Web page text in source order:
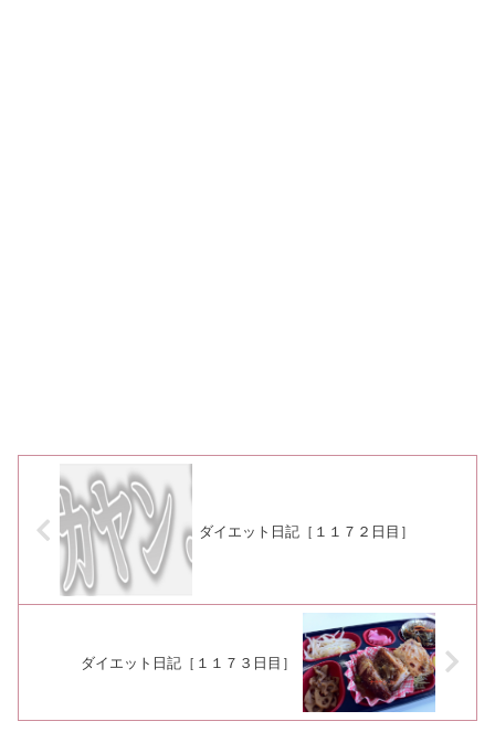
ダイエット日記［１１７２日目］
ダイエット日記［１１７３日目］